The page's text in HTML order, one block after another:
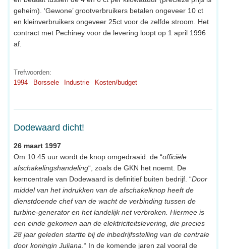
geheim). ‘Gewone’ grootverbruikers betalen ongeveer 10 ct
en kleinverbruikers ongeveer 25ct voor de zelfde stroom. Het
contract met Pechiney voor de levering loopt op 1 april 1996
af.
Trefwoorden:
1994
Borssele Industrie Kosten/budget
Dodewaard dicht!
26 maart 1997
Om 10.45 uur wordt de knop omgedraaid: de “officiële
afschakelingshandeling“, zoals de GKN het noemt. De
kerncentrale van Dodewaard is definitief buiten bedrijf. “Door
middel van het indrukken van de afschakelknop heeft de
dienstdoende chef van de wacht de verbinding tussen de
turbine-generator en het landelijk net verbroken. Hiermee is
een einde gekomen aan de elektriciteitslevering, die precies
28 jaar geleden startte bij de inbedrijfsstelling van de centrale
door koningin Juliana.“ In de komende jaren zal vooral de